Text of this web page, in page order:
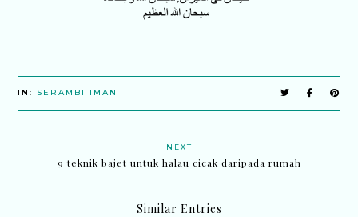
IN: SERAMBI IMAN
NEXT
9 teknik bajet untuk halau cicak daripada rumah
Similar Entries